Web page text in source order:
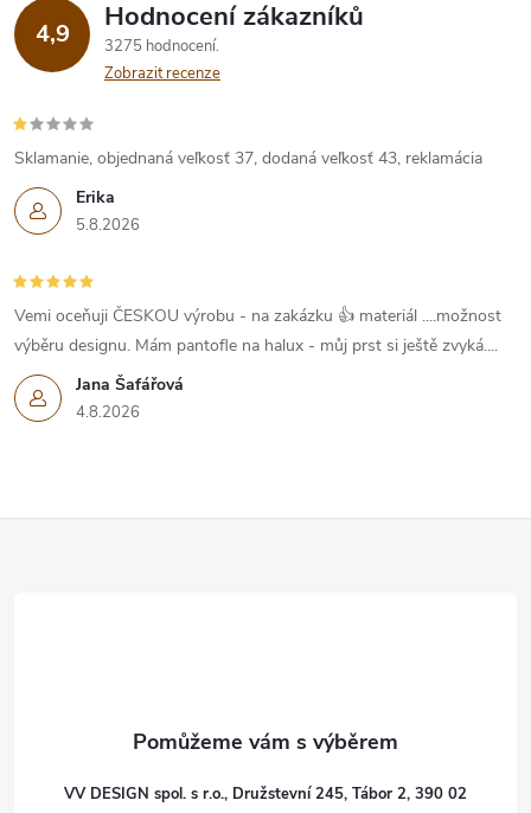
4,9 Hodnocení zákazníků
3275 hodnocení
Zobrazit recenze
Erika
5.8.2026
Sklamanie, objednaná veľkosť 37, dodaná veľkosť 43, reklamácia
Jana Šafářová
4.8.2026
Vemi oceňuji ČESKOU výrobu - na zakázku 👍 materiál ....možnost
výběru designu. Mám pantofle na halux - můj prst si ještě zvyká....
VV DESIGN spol. s r.o., Družstevní 245, Tábor 2, 390 02